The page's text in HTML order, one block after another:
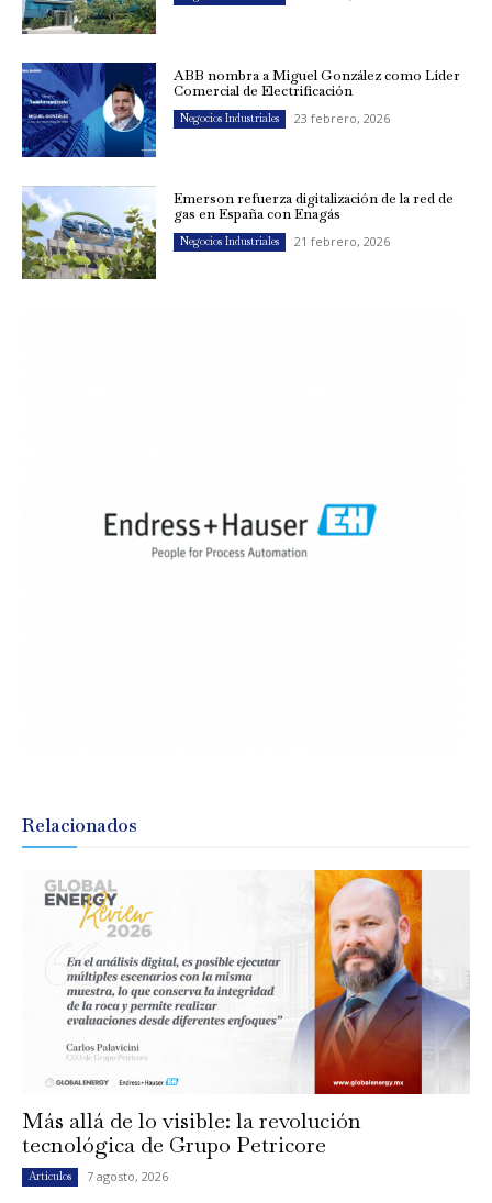
ABB nombra a Miguel González como Líder
Comercial de Electrificación
Negocios Industriales 23 febrero, 2026
Emerson refuerza digitalización de la red de
gas en España con Enagás
Negocios Industriales 21 febrero, 2026
Relacionados
Más allá de lo visible: la revolución
tecnológica de Grupo Petricore
Artículos 7 agosto, 2026